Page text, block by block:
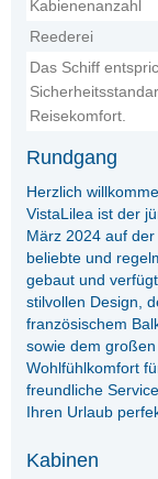
Kabienenanzahl
Reederei
Das Schiff
Reisekomfort.
Rundgang
Herzlich
VistaLilea ist der
März 2024 auf
beliebte und
gebaut und
stilvollen Design,
französischem
sowie dem
Wohlfühlkomfort
freundliche
Ihren Urlaub
Kabinen